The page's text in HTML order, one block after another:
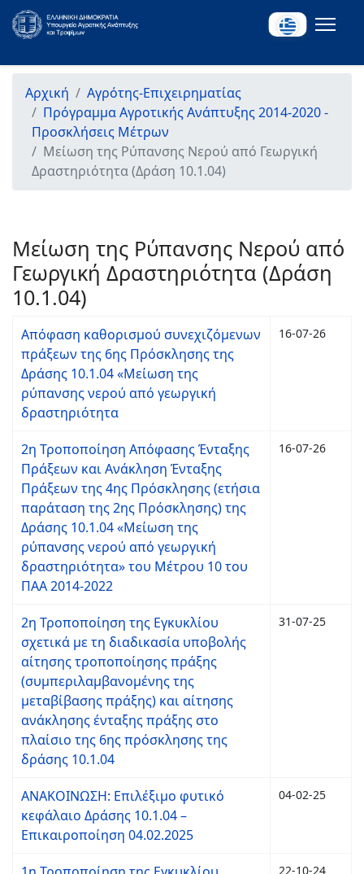
Αρχική
Αγρότης-Επιχειρηματίας
Πρόγραμμα Αγροτικής Ανάπτυξης 2014-2020 -
Προσκλήσεις Μέτρων
Μείωση της Ρύπανσης Νερού από Γεωργική
Δραστηριότητα (Δράση 10.1.04)
Μείωση της Ρύπανσης Νερού από
Γεωργική Δραστηριότητα (Δράση
10.1.04)
Απόφαση καθορισμού συνεχιζόμενων
πράξεων της 6ης Πρόσκλησης της
Δράσης 10.1.04 «Μείωση της
ρύπανσης νερού από γεωργική
δραστηριότητα
16-07-26
2η Τροποποίηση Απόφασης Ένταξης
Πράξεων και Ανάκληση Ένταξης
Πράξεων της 4ης Πρόσκλησης (ετήσια
παράταση της 2ης Πρόσκλησης) της
Δράσης 10.1.04 «Μείωση της
ρύπανσης νερού από γεωργική
δραστηριότητα» του Μέτρου 10 του
ΠΑΑ 2014-2022
16-07-26
2η Τροποποίηση της Εγκυκλίου
σχετικά με τη διαδικασία υποβολής
αίτησης τροποποίησης πράξης
(συμπεριλαμβανομένης της
μεταβίβασης πράξης) και αίτησης
ανάκλησης ένταξης πράξης στο
πλαίσιο της 6ης πρόσκλησης της
δράσης 10.1.04
31-07-25
ΑΝΑΚΟΙΝΩΣΗ: Επιλέξιμο φυτικό
κεφάλαιο Δράσης 10.1.04 –
Επικαιροποίηση 04.02.2025
04-02-25
22-10-24